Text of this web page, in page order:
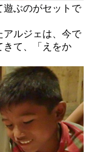
遊ぶのがセットで
アルジェは、今で
きて、「えをか